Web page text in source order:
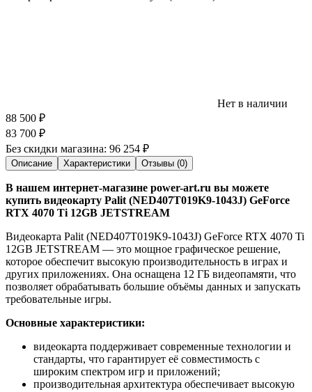
Нет в наличии
88 500 ₽
83 700 ₽
Без скидки магазина: 96 254 ₽
Описание Характеристики Отзывы (0)
В нашем интернет-магазине power-art.ru вы можете
купить видеокарту Palit (NED407T019K9-1043J) GeForce
RTX 4070 Ti 12GB JETSTREAM
Видеокарта Palit (NED407T019K9-1043J) GeForce RTX 4070 Ti
12GB JETSTREAM — это мощное графическое решение,
которое обеспечит высокую производительность в играх и
других приложениях. Она оснащена 12 ГБ видеопамяти, что
позволяет обрабатывать большие объёмы данных и запускать
требовательные игры.
Основные характеристики:
видеокарта поддерживает современные технологии и
стандарты, что гарантирует её совместимость с
широким спектром игр и приложений;
производительная архитектура обеспечивает высокую